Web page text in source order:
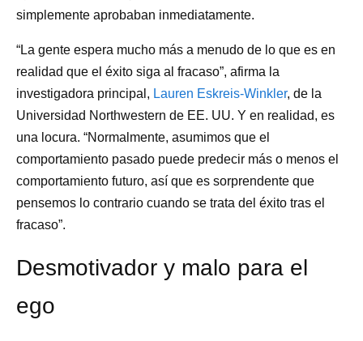
simplemente aprobaban inmediatamente.
“La gente espera mucho más a menudo de lo que es en
realidad que el éxito siga al fracaso”, afirma la
investigadora principal, Lauren Eskreis-Winkler, de la
Universidad Northwestern de EE. UU. Y en realidad, es
una locura. “Normalmente, asumimos que el
comportamiento pasado puede predecir más o menos el
comportamiento futuro, así que es sorprendente que
pensemos lo contrario cuando se trata del éxito tras el
fracaso”.
Desmotivador y malo para el
ego